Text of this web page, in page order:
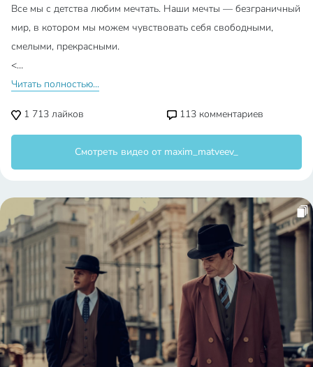
Все мы с детства любим мечтать. Наши мечты — безграничный
мир, в котором мы можем чувствовать себя свободными,
смелыми, прекрасными.
<…
Читать полностью...
1 713 лайков 113 комментариев
Смотреть видео от maxim_matveev_